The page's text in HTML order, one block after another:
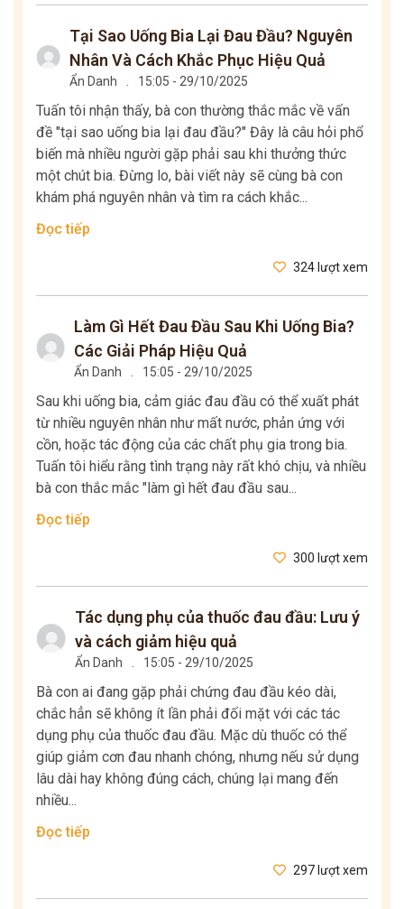
Tại Sao Uống Bia Lại Đau Đầu? Nguyên
Nhân Và Cách Khắc Phục Hiệu Quả
Ẩn Danh 15:05 - 29/10/2025
Tuấn tôi nhận thấy, bà con thường thắc mắc về vấn
đề "tại sao uống bia lại đau đầu?" Đây là câu hỏi phổ
biến mà nhiều người gặp phải sau khi thưởng thức
một chút bia. Đừng lo, bài viết này sẽ cùng bà con
khám phá nguyên nhân và tìm ra cách khắc...
Đọc tiếp
324 lượt xem
Làm Gì Hết Đau Đầu Sau Khi Uống Bia?
Các Giải Pháp Hiệu Quả
Ẩn Danh 15:05 - 29/10/2025
Sau khi uống bia, cảm giác đau đầu có thể xuất phát
từ nhiều nguyên nhân như mất nước, phản ứng với
cồn, hoặc tác động của các chất phụ gia trong bia.
Tuấn tôi hiểu rằng tình trạng này rất khó chịu, và nhiều
bà con thắc mắc "làm gì hết đau đầu sau...
Đọc tiếp
300 lượt xem
Tác dụng phụ của thuốc đau đầu: Lưu ý
và cách giảm hiệu quả
Ẩn Danh 15:05 - 29/10/2025
Bà con ai đang gặp phải chứng đau đầu kéo dài,
chắc hẳn sẽ không ít lần phải đối mặt với các tác
dụng phụ của thuốc đau đầu. Mặc dù thuốc có thể
giúp giảm cơn đau nhanh chóng, nhưng nếu sử dụng
lâu dài hay không đúng cách, chúng lại mang đến
nhiều...
Đọc tiếp
297 lượt xem